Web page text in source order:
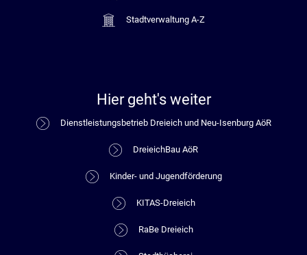
Stadtverwaltung A-Z
Hier geht's weiter
Dienstleistungsbetrieb Dreieich und Neu-Isenburg AöR
DreieichBau AöR
Kinder- und Jugendförderung
KITAS-Dreieich
RaBe Dreieich